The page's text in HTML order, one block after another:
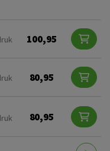
100,95
80,95
80,95